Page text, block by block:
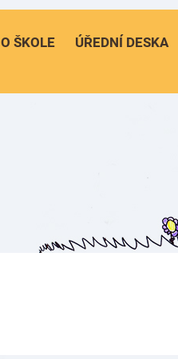
O ŠKOLE ÚŘEDNÍ DESKA